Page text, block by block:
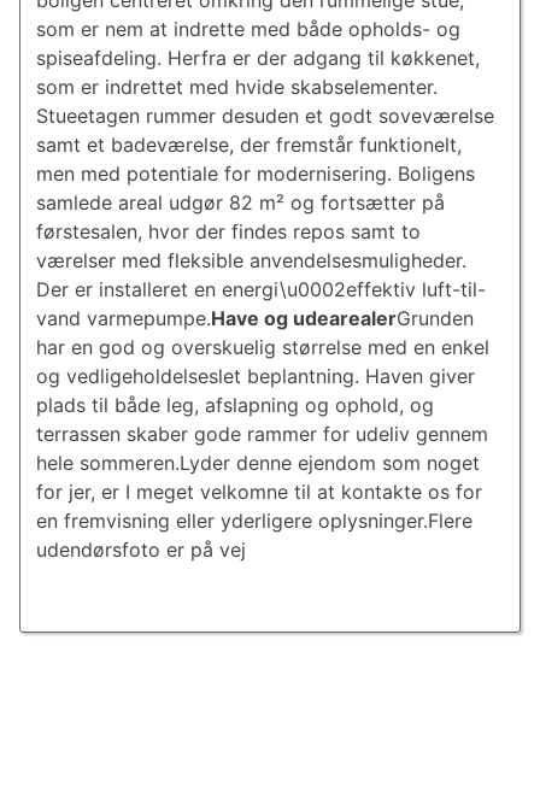
som er nem at indrette med både opholds- og
spiseafdeling. Herfra er der adgang til køkkenet,
som er indrettet med hvide skabselementer.
Stueetagen rummer desuden et godt soveværelse
samt et badeværelse, der fremstår funktionelt,
men med potentiale for modernisering. Boligens
samlede areal udgør 82 m² og fortsætter på
førstesalen, hvor der findes repos samt to
værelser med fleksible anvendelsesmuligheder.
Der er installeret en energi\u0002effektiv luft-til-
vand varmepumpe.Have og udearealerGrunden
har en god og overskuelig størrelse med en enkel
og vedligeholdelseslet beplantning. Haven giver
plads til både leg, afslapning og ophold, og
terrassen skaber gode rammer for udeliv gennem
hele sommeren.Lyder denne ejendom som noget
for jer, er I meget velkomne til at kontakte os for
en fremvisning eller yderligere oplysninger.Flere
udendørsfoto er på vej